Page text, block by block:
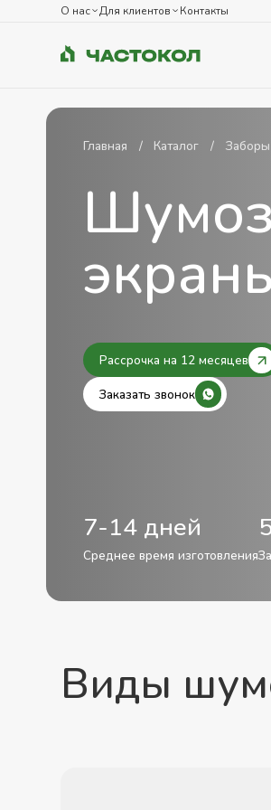
О нас Для клиентов Контакты
Главная Каталог Заборы
Рассрочка на 12 месяцев
Заказать звонок
7-14 дней
Среднее время изготовления
Виды